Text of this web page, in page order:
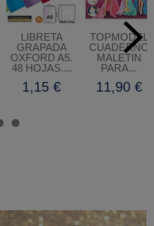
LIBRETA
GRAPADA
OXFORD A5.
48 HOJAS....
1,15 €
TOPMODEL
CUADERNO
MALETIN
PARA...
11,90 €